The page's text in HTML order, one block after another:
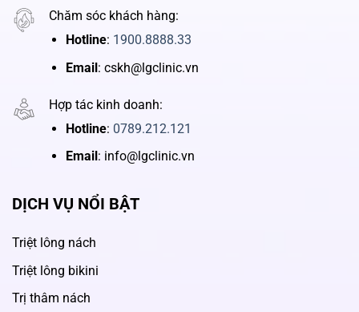
Chăm sóc khách hàng:
Hotline: 1900.8888.33
Email: cskh@lgclinic.vn
Hợp tác kinh doanh:
Hotline: 0789.212.121
Email : info@lgclinic.vn
DỊCH VỤ NỔI BẬT
Triệt lông nách
Triệt lông bikini
Trị thâm nách